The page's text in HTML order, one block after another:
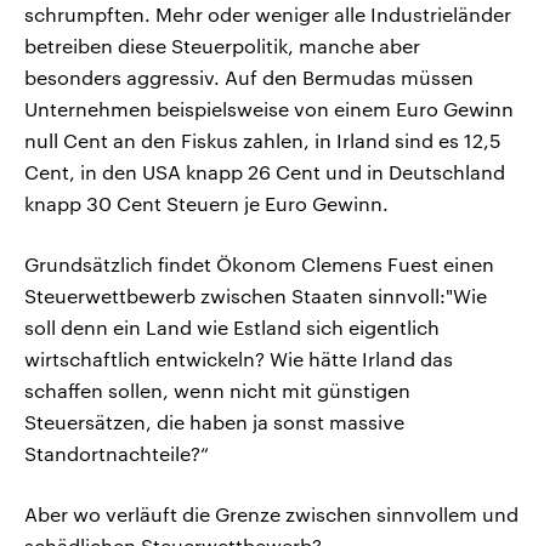
schrumpften. Mehr oder weniger alle Industrieländer
betreiben diese Steuerpolitik, manche aber
besonders aggressiv. Auf den Bermudas müssen
Unternehmen beispielsweise von einem Euro Gewinn
null Cent an den Fiskus zahlen, in Irland sind es 12,5
Cent, in den USA knapp 26 Cent und in Deutschland
knapp 30 Cent Steuern je Euro Gewinn.
Grundsätzlich findet Ökonom Clemens Fuest einen
Steuerwettbewerb zwischen Staaten sinnvoll:"Wie
soll denn ein Land wie Estland sich eigentlich
wirtschaftlich entwickeln? Wie hätte Irland das
schaffen sollen, wenn nicht mit günstigen
Steuersätzen, die haben ja sonst massive
Standortnachteile?“
Aber wo verläuft die Grenze zwischen sinnvollem und